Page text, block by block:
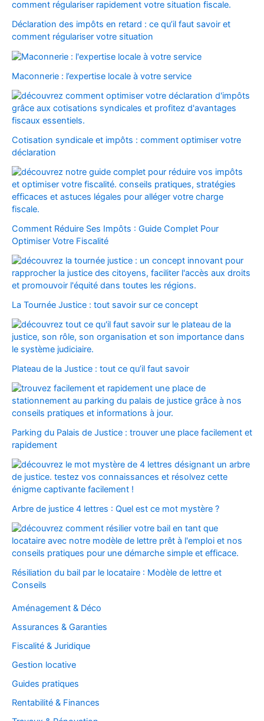
Déclaration des impôts en retard : ce qu’il faut savoir et
comment régulariser votre situation
Maconnerie : l’expertise locale à votre service
Cotisation syndicale et impôts : comment optimiser votre
déclaration
Comment Réduire Ses Impôts : Guide Complet Pour
Optimiser Votre Fiscalité
La Tournée Justice : tout savoir sur ce concept
Plateau de la Justice : tout ce qu’il faut savoir
Parking du Palais de Justice : trouver une place facilement et
rapidement
Arbre de justice 4 lettres : Quel est ce mot mystère ?
Résiliation du bail par le locataire : Modèle de lettre et
Conseils
Aménagement & Déco
Assurances & Garanties
Fiscalité & Juridique
Gestion locative
Guides pratiques
Rentabilité & Finances